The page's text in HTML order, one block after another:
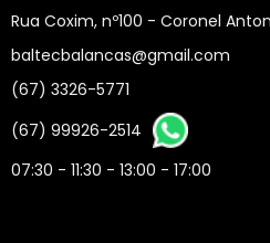
Rua Coxim, nº100 - Coronel
baltecbalancas@gmail.com
(67) 3326-5771
(67) 99926-2514
07:30 - 11:30 - 13:00 - 17:00